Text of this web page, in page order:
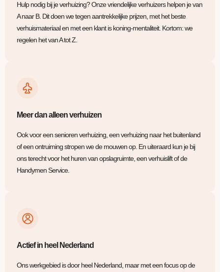
Hulp nodig bij je verhuizing? Onze vriendelijke verhuizers helpen je van
A naar B. Dit doen we tegen aantrekkelijke prijzen, met het beste
verhuismateriaal en met een klant is koning-mentaliteit. Kortom: we
regelen het van A tot Z.
Meer dan alleen verhuizen
Ook voor een senioren verhuizing, een verhuizing naar het buitenland
of een ontruiming stropen we de mouwen op. En uiteraard kun je bij
ons terecht voor het huren van opslagruimte, een verhuislift of de
Handymen Service.
Actief in heel Nederland
Ons werkgebied is door heel Nederland, maar met een focus op de